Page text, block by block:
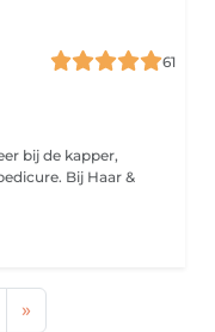
61
bij de kapper,
Bij Haar &
»